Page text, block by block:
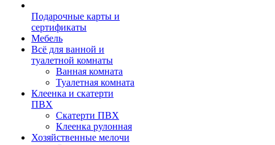
Подарочные карты и
сертификаты
Мебель
Всё для ванной и
туалетной комнаты
Ванная комната
Туалетная комната
Клеенка и скатерти
ПВХ
Скатерти ПВХ
Клеенка рулонная
Хозяйственные мелочи